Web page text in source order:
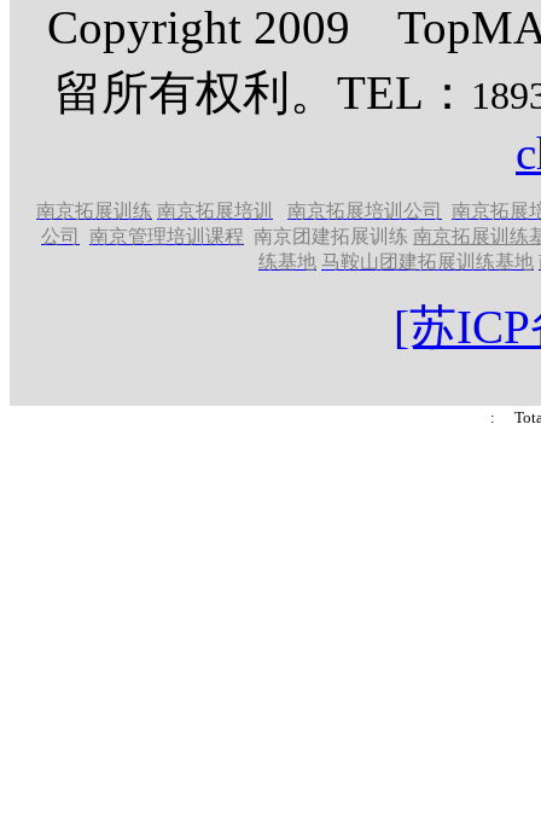
Copyright 2009
留所有权利。TEL：
南京拓展训练 南京拓展培训 南京拓展培训公司
南京拓展
公司
南京管理培训课程 南京团建拓展训练 南京拓展训练
练基地 马鞍山团建拓展训练基地
[苏
: